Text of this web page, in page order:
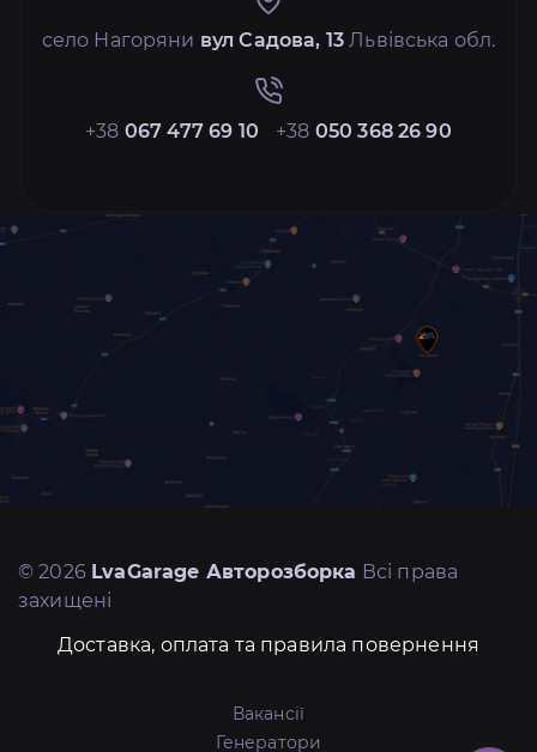
село Нагоряни вул Садова, 13 Львівська обл.
+38 067 477 69 10 +38 050 368 26 90
© 2026 LvaGarage Авторозборка Всі права
захищені
Доставка, оплата та правила повернення
Вакансії
Генератори